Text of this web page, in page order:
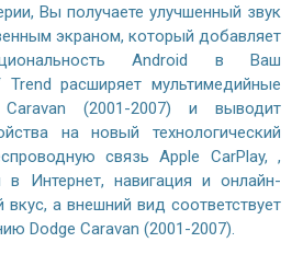
Вы получаете улучшенный звук
экраном, который добавляет
Android в Ваш
Trend расширяет мультимедийные
(2001-2007) и выводит
на новый технологический
связь Apple CarPlay, ,
Интернет, навигация и онлайн-
а внешний вид соответствует
Dodge Caravan (2001-2007).